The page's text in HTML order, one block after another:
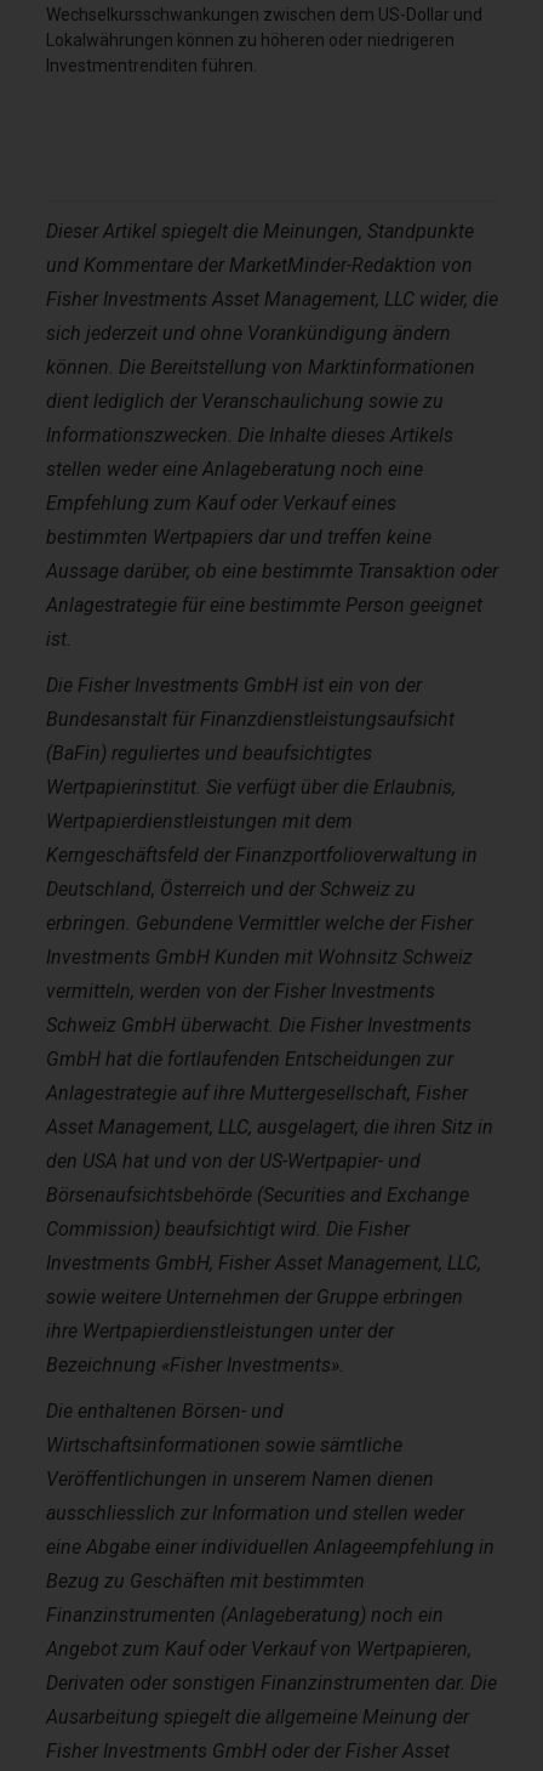
Wechselkursschwankungen zwischen dem US-Dollar und
Lokalwährungen können zu höheren oder niedrigeren
Investmentrenditen führen.
Dieser Artikel spiegelt die Meinungen, Standpunkte
und Kommentare der MarketMinder-Redaktion von
Fisher Investments Asset Management, LLC wider, die
sich jederzeit und ohne Vorankündigung ändern
können. Die Bereitstellung von Marktinformationen
dient lediglich der Veranschaulichung sowie zu
Informationszwecken. Die Inhalte dieses Artikels
stellen weder eine Anlageberatung noch eine
Empfehlung zum Kauf oder Verkauf eines
bestimmten Wertpapiers dar und treffen keine
Aussage darüber, ob eine bestimmte Transaktion oder
Anlagestrategie für eine bestimmte Person geeignet
ist.
Die Fisher Investments GmbH ist ein von der
Bundesanstalt für Finanzdienstleistungsaufsicht
(BaFin) reguliertes und beaufsichtigtes
Wertpapierinstitut. Sie verfügt über die Erlaubnis,
Wertpapierdienstleistungen mit dem
Kerngeschäftsfeld der Finanzportfolioverwaltung in
Deutschland, Österreich und der Schweiz zu
erbringen. Gebundene Vermittler welche der Fisher
Investments GmbH Kunden mit Wohnsitz Schweiz
vermitteln, werden von der Fisher Investments
Schweiz GmbH überwacht. Die Fisher Investments
GmbH hat die fortlaufenden Entscheidungen zur
Anlagestrategie auf ihre Muttergesellschaft, Fisher
Asset Management, LLC, ausgelagert, die ihren Sitz in
den USA hat und von der US-Wertpapier- und
Börsenaufsichtsbehörde (Securities and Exchange
Commission) beaufsichtigt wird. Die Fisher
Investments GmbH, Fisher Asset Management, LLC,
sowie weitere Unternehmen der Gruppe erbringen
ihre Wertpapierdienstleistungen unter der
Bezeichnung «Fisher Investments».
Die enthaltenen Börsen- und
Wirtschaftsinformationen sowie sämtliche
Veröffentlichungen in unserem Namen dienen
ausschliesslich zur Information und stellen weder
eine Abgabe einer individuellen Anlageempfehlung in
Bezug zu Geschäften mit bestimmten
Finanzinstrumenten (Anlageberatung) noch ein
Angebot zum Kauf oder Verkauf von Wertpapieren,
Derivaten oder sonstigen Finanzinstrumenten dar. Die
Ausarbeitung spiegelt die allgemeine Meinung der
Fisher Investments GmbH oder der Fisher Asset